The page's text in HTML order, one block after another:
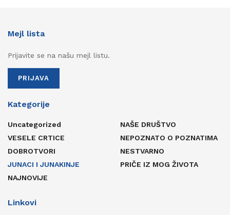
Mejl lista
Prijavite se na našu mejl listu.
PRIJAVA
Kategorije
Uncategorized
VESELE CRTICE
DOBROTVORI
JUNACI I JUNAKINJE
NAJNOVIJE
NAŠE DRUŠTVO
NEPOZNATO O POZNATIMA
NESTVARNO
PRIČE IZ MOG ŽIVOTA
Linkovi